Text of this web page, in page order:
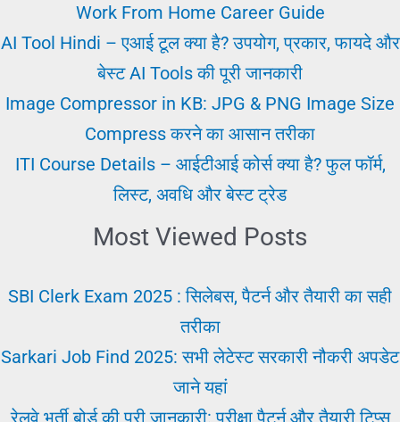
||
तरीका
Work From Home Career Guide
AI Tool Hindi – एआई टूल क्या है? उपयोग, प्रकार, फायदे और
बेस्ट AI Tools की पूरी जानकारी
Image Compressor in KB: JPG & PNG Image Size
Compress करने का आसान तरीका
ITI Course Details – आईटीआई कोर्स क्या है? फुल फॉर्म,
लिस्ट, अवधि और बेस्ट ट्रेड
Most Viewed Posts
SBI Clerk Exam 2025 : सिलेबस, पैटर्न और तैयारी का सही
तरीका
Sarkari Job Find 2025: सभी लेटेस्ट सरकारी नौकरी अपडेट
जाने यहां
रेलवे भर्ती बोर्ड की पूरी जानकारी: परीक्षा पैटर्न और तैयारी टिप्स